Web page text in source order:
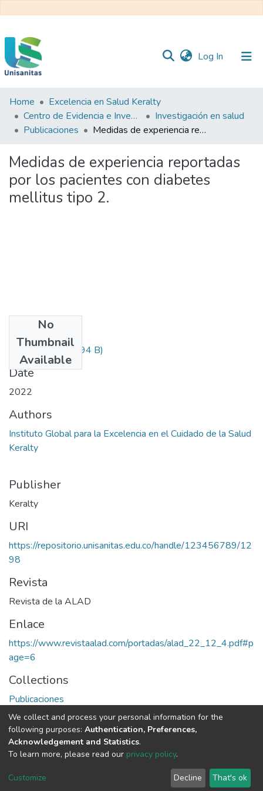
Log In (current)
Inicio
Web
Unisanitas
Web
Home
Excelencia en Salud Keralty
Centro de Evidencia e Investigación para las Decisiones en Salud – CEIDS
Investigación en salud
Publicaciones
Medidas de experiencia reportadas por los pacientes con diabetes mellitus tipo 2.
Medidas de experiencia reportadas
por los pacientes con diabetes
mellitus tipo 2.
No
Thumbnail
Available
Informacion.txt(194 B)
Date
2022
Authors
Instituto Global para la Excelencia en el Cuidado de la Salud
Keralty
Publisher
Keralty
URI
https://repositorio.unisanitas.edu.co/handle/123456789/12
98
Revista
Revista de la ALAD
Enlace
https://www.revistaalad.com/portadas/alad_22_12_4.pdf#p
age=6
Collections
Publicaciones
Full item page
DSpace software copyright © 2002-2026
Cookie
End User
Agreement
Send
Feedback
We collect and process your personal information for the
following purposes: Authentication, Preferences,
Acknowledgement and Statistics.
To learn more, please read our privacy policy.
Customize Decline That's ok